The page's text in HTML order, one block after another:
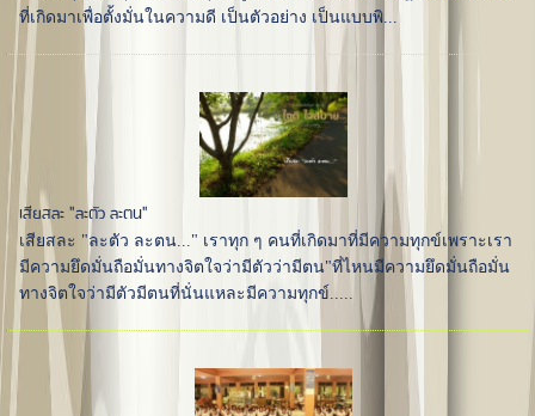
ที่เกิดมาเพื่อตั้งมั่นในความดี เป็นตัวอย่าง เป็นแบบพิ...
เสียสละ "ละตัว ละตน"
เสียสละ "ละตัว ละตน..." เราทุก ๆ คนที่เกิดมาที่มีความทุกข์เพราะเรา
มีความยึดมั่นถือมั่นทางจิตใจว่ามีตัวว่ามีตน"ที่ไหนมีความยึดมั่นถือมั่น
ทางจิตใจว่ามีตัวมีตนที่นั่นแหละมีความทุกข์.....